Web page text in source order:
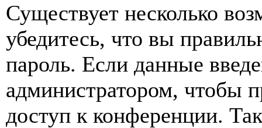
Существует несколько
убедитесь, что вы
пароль. Если данные
администратором, чтобы
доступ к конференции.